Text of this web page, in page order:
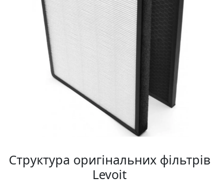
Структура оригінальних фільтрів
Levoit